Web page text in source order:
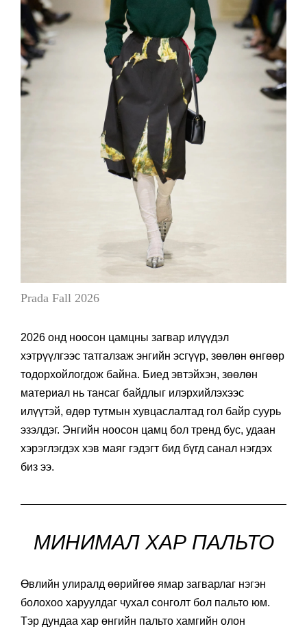
Prada Fall 2026
2026 онд ноосон цамцны загвар илүүдэл
хэтрүүлгээс татгалзаж энгийн эсгүүр, зөөлөн өнгөөр
тодорхойлогдож байна. Биед эвтэйхэн, зөөлөн
материал нь тансаг байдлыг илэрхийлэхээс
илүүтэй, өдөр тутмын хувцаслалтад гол байр суурь
эзэлдэг. Энгийн ноосон цамц бол тренд бус, удаан
хэрэглэгдэх хэв маяг гэдэгт бид бүгд санал нэгдэх
биз ээ.
МИНИМАЛ ХАР ПАЛЬТО
Өвлийн улиралд өөрийгөө ямар загварлаг нэгэн
болохоо харуулдаг чухал сонголт бол пальто юм.
Тэр дундаа хар өнгийн пальто хамгийн олон